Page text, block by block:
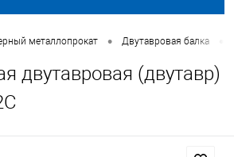
металлопрокат • Двутавровая балка
двутавровая (двутавр)